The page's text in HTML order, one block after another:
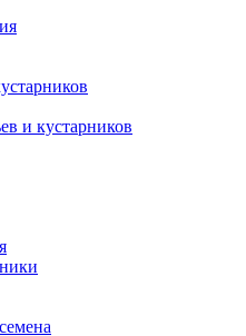
и кустарников